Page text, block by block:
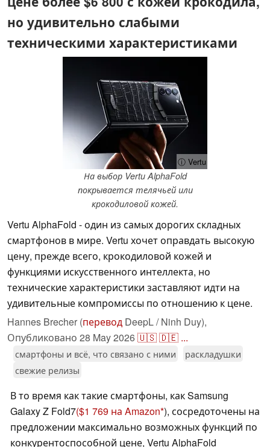
но удивительно слабыми
техническими характеристиками
ⓘ Vertu
На выбор Vertu AlphaFold
покрывается телячьей или
крокодиловой кожей.
Vertu AlphaFold - один из самых дорогих складных
смартфонов в мире. Vertu хочет оправдать высокую
цену, прежде всего, крокодиловой кожей и
функциями искусственного интеллекта, но
технические характеристики заставляют идти на
удивительные компромиссы по отношению к цене.
Hannes Brecher (перевод DeepL / Ninh Duy),
Опубликовано 28 May 2026🇺🇸🇩🇪 ...
смартфоны и всё, что связано с ними
раскладушки
свежие релизы
В то время как такие смартфоны, как Samsung
Galaxy Z Fold7($1 769 на Amazon ), сосредоточены на
предложении максимально возможных функций по
конкурентоспособной цене, Vertu AlphaFold